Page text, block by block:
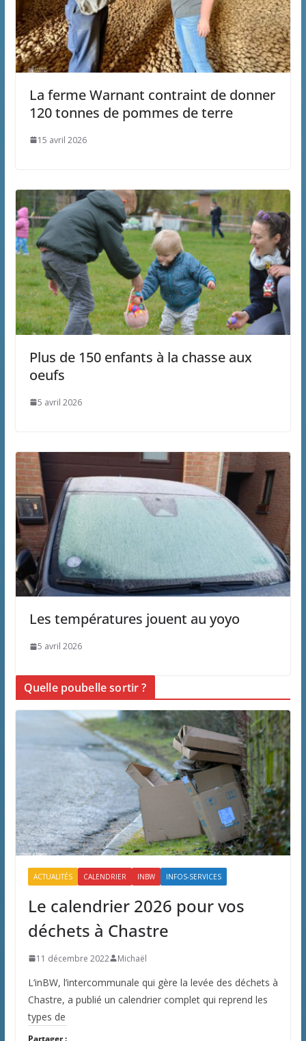
La ferme Warnant contraint de donner
120 tonnes de pommes de terre
15 avril 2026
Plus de 150 enfants à la chasse aux
oeufs
5 avril 2026
Les températures jouent au yoyo
5 avril 2026
Quelle poubelle sortir ?
ACTUALITÉS CALENDRIER INBW INFOS-SERVICES
Le calendrier 2026 pour vos
déchets à Chastre
11 décembre 2022 Michaël
L’inBW, l’intercommunale qui gère la levée des déchets à
Chastre, a publié un calendrier complet qui reprend les
types de
Partager :